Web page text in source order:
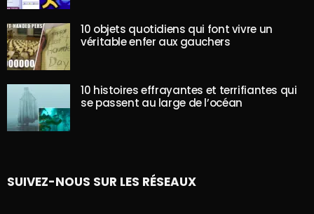
10 objets quotidiens qui font vivre un
véritable enfer aux gauchers
10 histoires effrayantes et terrifiantes qui
se passent au large de l’océan
SUIVEZ-NOUS SUR LES RÉSEAUX